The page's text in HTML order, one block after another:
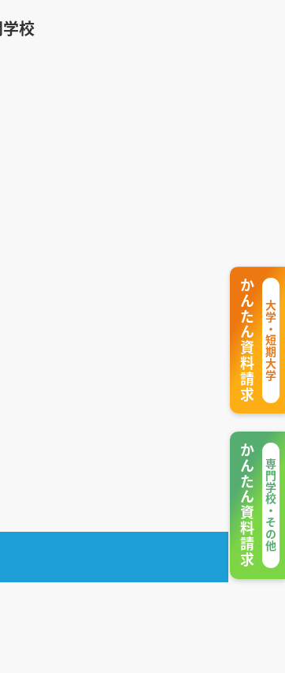
校
大学・短期大学
かんたん資料請求
専門学校・その他
かんたん資料請求